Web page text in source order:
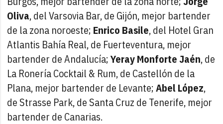
Oliva, del Varsovia Bar, de Gijón, mejor bartender
de la zona noroeste; Enrico Basile, del Hotel Gran
Atlantis Bahía Real, de Fuerteventura, mejor
bartender de Andalucía;Yeray Monforte Jaén, de
La Ronería Cocktail & Rum, de Castellón de la
Plana, mejor bartender de Levante;Abel López,
de Strasse Park, de Santa Cruz de Tenerife, mejor
bartender de Canarias.